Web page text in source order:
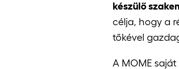
készülő
célja, hogy a
tőkével
A MOME